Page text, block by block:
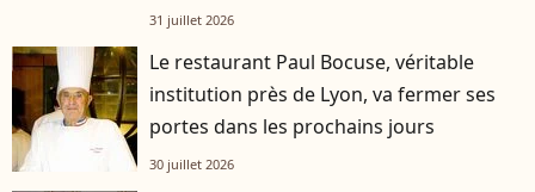
31 juillet 2026
Le restaurant Paul Bocuse, véritable
institution près de Lyon, va fermer ses
portes dans les prochains jours
30 juillet 2026